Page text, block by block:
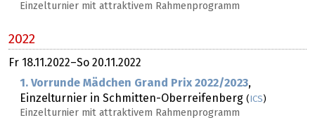
Einzelturnier mit attraktivem Rahmenprogramm
2022
Fr 18.11.2022–So 20.11.2022
1. Vorrunde Mädchen Grand Prix 2022/2023,
Einzelturnier in Schmitten-Oberreifenberg ( ICS)
Einzelturnier mit attraktivem Rahmenprogramm